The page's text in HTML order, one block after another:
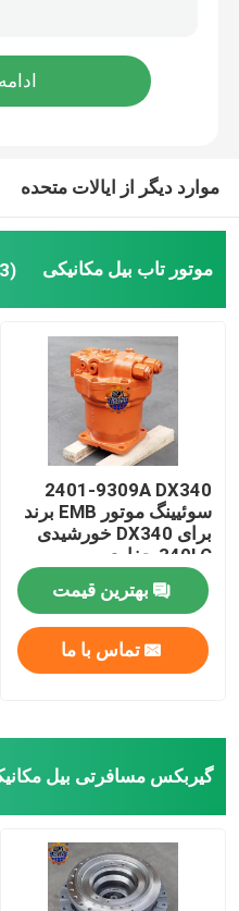
قطعات کابین بیل مکانیکی
موارد دیگر از ایالات متحده
موتور تاب بیل مکانیکی (33)
2401-9309A DX340
سوئیینگ موتور EMB برند
برای DX340 خورشیدی
340LC حفاری
بهترین قیمت
تماس با ما
گیربکس مسافرتی بیل